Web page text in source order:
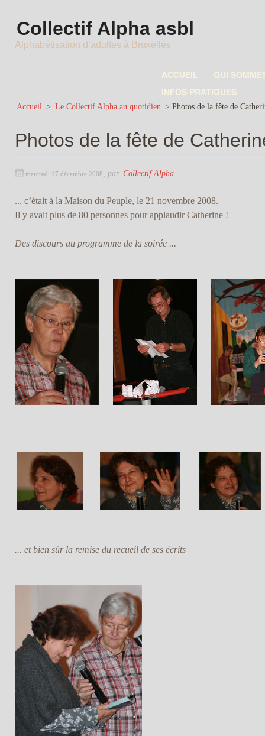
Collectif Alpha asbl
Alphabétisation d’adultes à Bruxelles
ACCUEIL
QUI
INFOS PRATIQUES
Accueil > Le Collectif Alpha au quotidien > Photos de la fête de
Photos de la fête de
mercredi 17 décembre 2008 par Collectif Alpha
... c’était à la Maison du Peuple, le 21 novembre 2008.
Il y avait plus de 80 personnes pour applaudir Catherine !
Des discours au programme de la soirée ...
... et bien sûr la remise du recueil de ses écrits